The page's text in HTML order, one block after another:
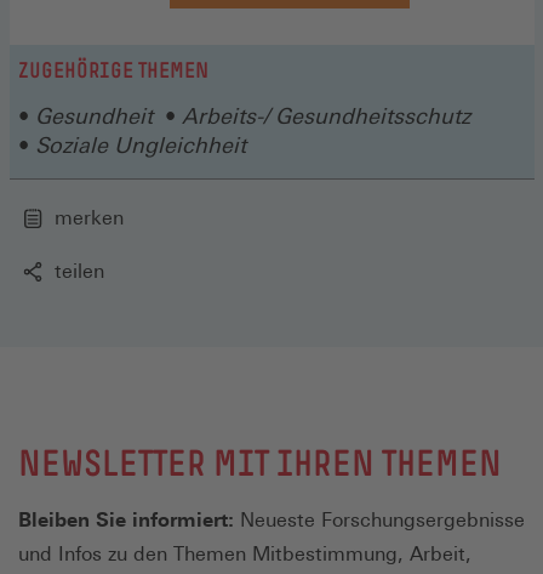
in
ZUGEHÖRIGE THEMEN
Gesundheit
Arbeits-/ Gesundheitsschutz
Soziale Ungleichheit
merken
teilen
NEWSLETTER MIT IHREN THEMEN
Bleiben Sie informiert: Neueste Forschungsergebnisse
und Infos zu den Themen Mitbestimmung, Arbeit,